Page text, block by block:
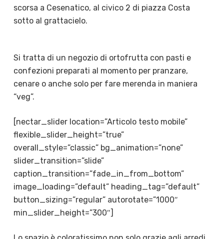
scorsa a Cesenatico, al civico 2 di piazza Costa
sotto al grattacielo.
Si tratta di un negozio di ortofrutta con pasti e
confezioni preparati al momento per pranzare,
cenare o anche solo per fare merenda in maniera
“veg”.
[nectar_slider location=”Articolo testo mobile”
flexible_slider_height=”true”
overall_style=”classic” bg_animation=”none”
slider_transition=”slide”
caption_transition=”fade_in_from_bottom”
image_loading=”default” heading_tag=”default”
button_sizing=”regular” autorotate=”1000″
min_slider_height=”300″]